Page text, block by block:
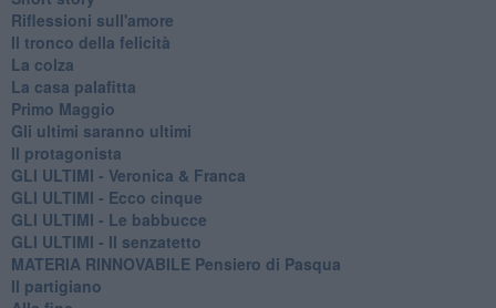
Riflessioni sull'amore
Il tronco della felicità
La colza
La casa palafitta
Primo Maggio
Gli ultimi saranno ultimi
Il protagonista
GLI ULTIMI - Veronica & Franca
GLI ULTIMI - Ecco cinque
GLI ULTIMI - Le babbucce
GLI ULTIMI - Il senzatetto
MATERIA RINNOVABILE Pensiero di Pasqua
Il partigiano